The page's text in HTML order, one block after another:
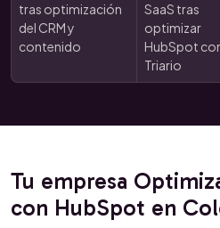
tras optimización
del CRM y
contenido
SaaS tras
optimizar
HubSpot
Triario
Tu empresa
con HubSpot en